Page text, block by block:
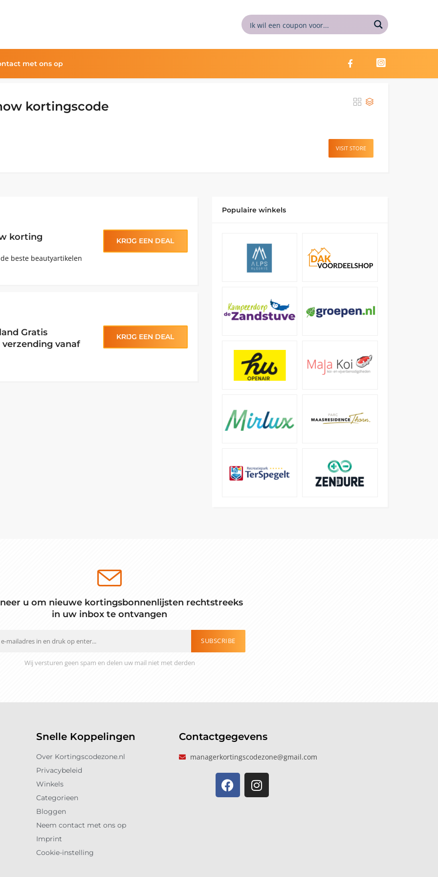
met ons op
kortingscode
VISIT STORE
korting
beste beautyartikelen
KRIJG EEN DEAL
Gratis
vanaf
KRIJG EEN DEAL
Populaire winkels
u om nieuwe kortingsbonnenlijsten rechtstreeks
in uw inbox te ontvangen
SUBSCRIBE
Wij versturen geen spam en delen uw mail niet met derden
Snelle Koppelingen
Over Kortingscodezone.nl
Privacybeleid
Winkels
Categorieen
Bloggen
Neem contact met ons op
Imprint
Cookie-instelling
Contactgegevens
managerkortingscodezone@gmail.com